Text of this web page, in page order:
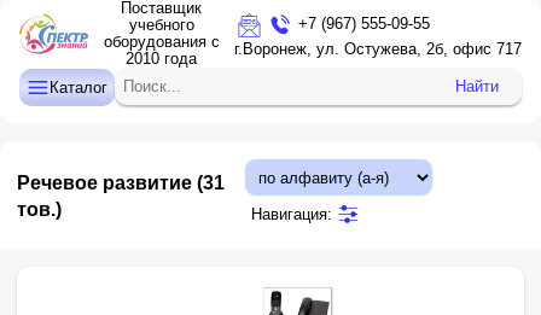
Поставщик
учебного
оборудования с
2010 года
+7 (967) 555-09-55
г.Воронеж, ул. Остужева, 2б, офис 717
Каталог
ДЕТСКИЙ САД
НАЧАЛЬНАЯ ШКОЛА
ДОПОЛНИТЕЛЬНОЕ ОБРАЗОВАНИЕ
КАБИНЕТ ЛОГОПЕДА/ПСИХОЛОГА
Найти
Речевое развитие (31
тов.)
Навигация: